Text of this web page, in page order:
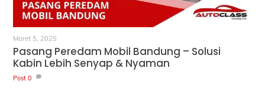
Maret 5, 2025
Pasang Peredam Mobil Bandung – Solusi
Kabin Lebih Senyap & Nyaman
Post 0